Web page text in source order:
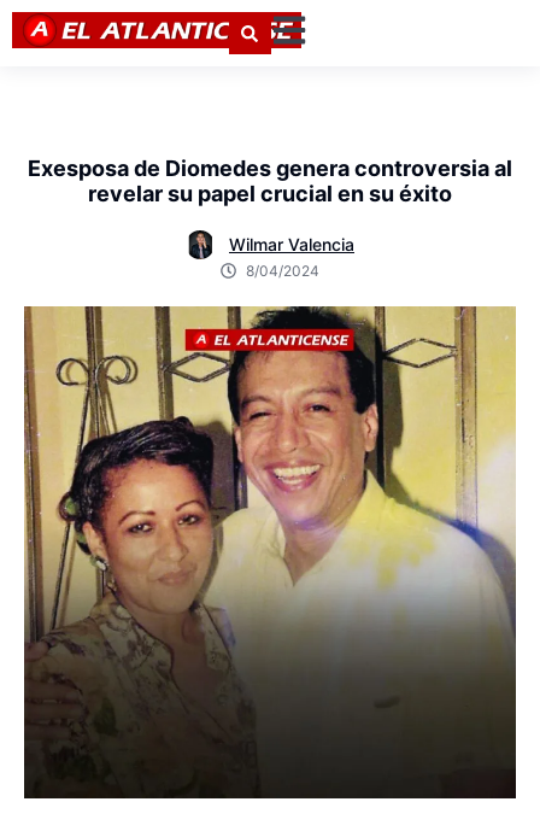
Exesposa de Diomedes genera controversia al
revelar su papel crucial en su éxito
Wilmar Valencia
8/04/2024